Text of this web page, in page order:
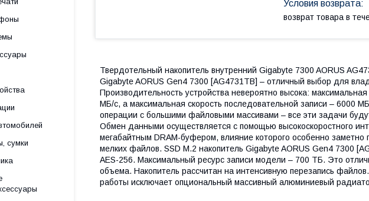
возврат товара в
Твердотельный накопитель внутренний Gigabyte 7300 AORUS
Gigabyte AORUS Gen4 7300 [AG4731TB] – отличный выбор для
Производительность устройства невероятно высока:
МБ/с, а максимальная скорость последовательной записи – 6000
операции с большими файловыми массивами – все эти задачи
Обмен данными осуществляется с помощью высокоскоростного
мегабайтным DRAM-буфером, влияние которого особенно
мелких файлов. SSD M.2 накопитель Gigabyte AORUS Gen4 7300
AES-256. Максимальный ресурс записи модели – 700 ТБ. Это
объема. Накопитель рассчитан на интенсивную перезапись
работы исключает опциональный массивный алюминиевый
сумки